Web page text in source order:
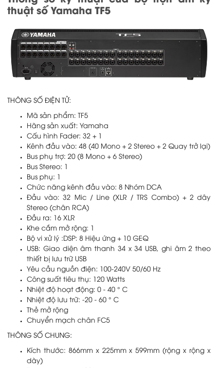
thuật số Yamaha TF5
THÔNG SỐ ĐIỆN TỬ:
Mã sản phẩm: TF5
Hãng sản xuất: Yamaha
Cấu hình Fader: 32 + 1
Kênh đầu vào: 48 (40 Mono + 2 Stereo + 2 Quay trở lại)
Bus phụ trợ: 20 (8 Mono + 6 Stereo)
Bus Stereo: 1
Bus phụ: 1
Chức năng kênh đầu vào: 8 Nhóm DCA
Đầu vào: 32 Mic / Line (XLR / TRS Combo) + 2 dây
Stereo (chân RCA)
Đầu ra: 16 XLR
Khe cắm mở rộng: 1
Bộ vi xử lý :DSP: 8 Hiệu ứng + 10 GEQ
USB: Giao diện âm thanh 34 x 34 USB, ghi âm 2 theo
thiết bị lưu trữ USB
Yêu cầu nguồn điện: 100-240V 50/60 Hz
Công suất tiêu thụ: 120 Watts
Nhiệt độ hoạt động: 0 - 40 ° C
Nhiệt độ lưu trữ: -20 - 60 ° C
Thẻ mở rộng
Chuyển mạch chân FC5
THÔNG SỐ CHUNG:
Kích thước: 866mm x 225mm x 599mm (rộng x rộng x
dày)